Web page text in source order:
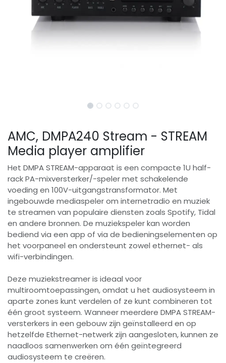
AMC, DMPA240 Stream - STREAM
Media player amplifier
Het DMPA STREAM-apparaat is een compacte 1U half-
rack PA-mixversterker/-speler met schakelende
voeding en 100V-uitgangstransformator. Met
ingebouwde mediaspeler om internetradio en muziek
te streamen van populaire diensten zoals Spotify, Tidal
en andere bronnen. De muziekspeler kan worden
bediend via een app of via de bedieningselementen op
het voorpaneel en ondersteunt zowel ethernet- als
wifi-verbindingen.
Deze muziekstreamer is ideaal voor
multiroomtoepassingen, omdat u het audiosysteem in
aparte zones kunt verdelen of ze kunt combineren tot
één groot systeem. Wanneer meerdere DMPA STREAM-
versterkers in een gebouw zijn geïnstalleerd en op
hetzelfde Ethernet-netwerk zijn aangesloten, kunnen ze
naadloos samenwerken om één geïntegreerd
audiosysteem te creëren.